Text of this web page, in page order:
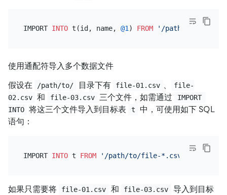
IMPORT INTO t(id, name, @1) FROM '/path/to/
使用通配符导入多个数据文件
假设在
/path/to/ 目录下有 file-01.csv 、
file-
02.csv 和 file-03.csv 三个文件，如需通过
IMPORT
INTO 将这三个文件导入到目标表 t
中，可使用如下 SQL
语句：
IMPORT INTO t FROM '/path/to/file-*.csv'
如果只需要将 file-01.csv 和 file-03.csv
导入到目标